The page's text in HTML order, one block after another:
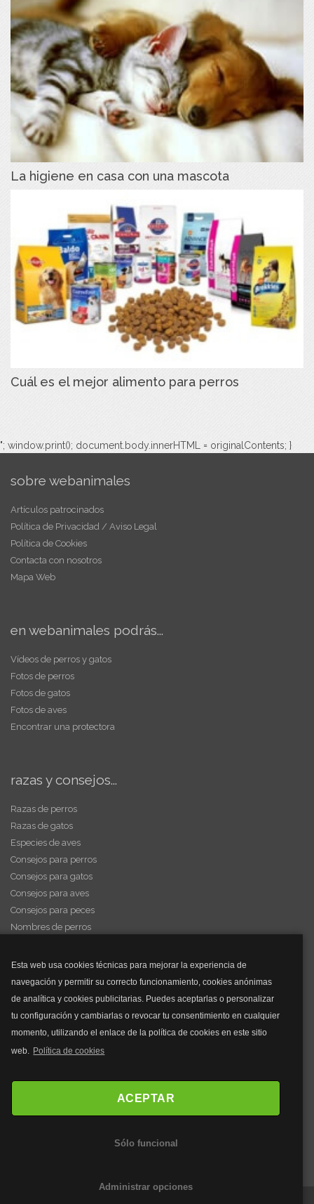
Esta web usa cookies técnicas para mejorar la experiencia de
navegación y permitir su correcto funcionamiento, cookies anónimas
de analítica y cookies publicitarias. Puedes aceptarlas o personalizar
tu configuración y cambiarlas o revocar tu consentimiento en cualquier
momento, utilizando el enlace de la política de cookies en este sitio
web. Política de cookies
ACEPTAR
Sólo funcional
Administrar opciones
La higiene en casa con una mascota
Cuál es el mejor alimento para perros
"; window.print(); document.body.innerHTML = originalContents; }
sobre webanimales
Artículos patrocinados
Política de Privacidad / Aviso Legal
Política de Cookies
Contacta con nosotros
Mapa Web
en webanimales podrás...
Vídeos de perros y gatos
Fotos de perros
Fotos de gatos
Fotos de aves
Encontrar una protectora
razas y consejos...
Razas de perros
Razas de gatos
Especies de aves
Consejos para perros
Consejos para gatos
Consejos para aves
Consejos para peces
Nombres de perros
y mucho más...